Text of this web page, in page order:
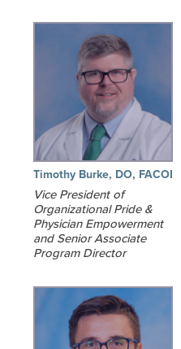
Timothy Burke, DO, FACOI
Vice President of
Organizational Pride &
Physician Empowerment
and Senior Associate
Program Director